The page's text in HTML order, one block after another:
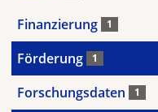
Finanzierung 1
Förderung 1
Forschungsdaten 1